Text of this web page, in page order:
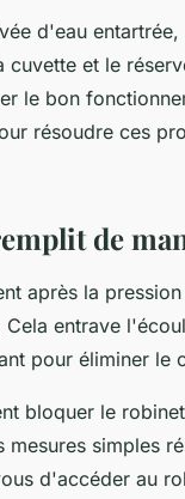
d'eau
cuvette et le
le bon
résoudre ces
de
après la
entrave
pour éliminer le
bloquer le
simples
d'accéder au